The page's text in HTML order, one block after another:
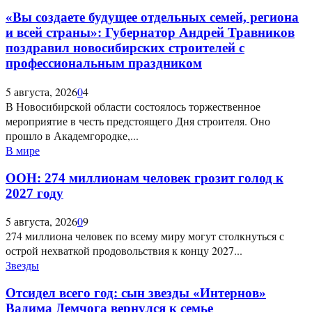
«Вы создаете будущее отдельных семей, региона
и всей страны»: Губернатор Андрей Травников
поздравил новосибирских строителей с
профессиональным праздником
5 августа, 202604
В Новосибирской области состоялось торжественное
мероприятие в честь предстоящего Дня строителя. Оно
прошло в Академгородке,...
В мире
ООН: 274 миллионам человек грозит голод к
2027 году
5 августа, 202609
274 миллиона человек по всему миру могут столкнуться с
острой нехваткой продовольствия к концу 2027...
Звезды
Отсидел всего год: сын звезды «Интернов»
Вадима Демчога вернулся к семье